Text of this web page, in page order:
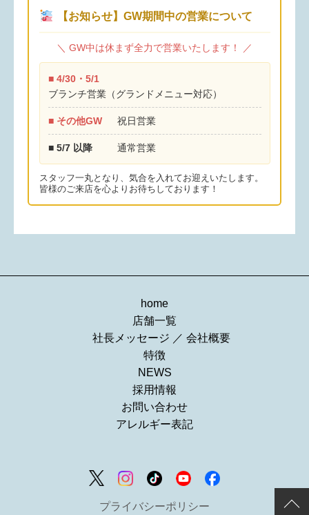
【お知らせ】GW期間中の営業について
＼ GW中は休まず全力で営業いたします！ ／
■ 4/30・5/1
ブランチ営業（グランドメニュー対応）
■ その他GW 祝日営業
■ 5/7 以降 通常営業
スタッフ一丸となり、気合を入れてお迎えいたします。
皆様のご来店を心よりお待ちしております！
home
店舗一覧
社長メッセージ ／ 会社概要
特徴
NEWS
採用情報
お問い合わせ
アレルギー表記
プライバシーポリシー